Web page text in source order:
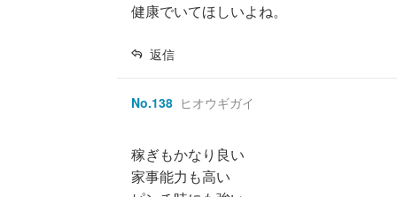
健康でいてほしいよね。
返信
No.138 ヒオウギガイ
稼ぎもかなり良い
家事能力も高い